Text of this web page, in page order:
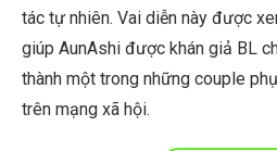
tác tự nhiên. Vai diễn này được
giúp AunAshi được khán giả BL
thành một trong những couple
trên mạng xã hội.